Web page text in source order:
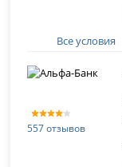
Все условия
557 отзывов